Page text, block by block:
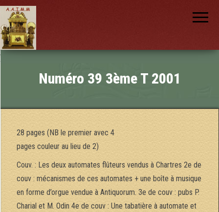
Musique
Numéro 39 3ème T 2001
28 pages (NB le premier avec 4
pages couleur au lieu de 2)
Couv. : Les deux automates flûteurs vendus à Chartres 2e de
couv : mécanismes de ces automates + une boîte à musique
en forme d’orgue vendue à Antiquorum. 3e de couv : pubs P.
Charial et M. Odin 4e de couv : Une tabatière à automate et